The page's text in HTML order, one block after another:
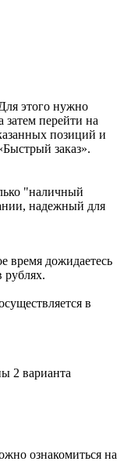
этого нужно
затем перейти на
позиций и
заказ».
"наличный
надежный для
время дожидаетесь
рублях.
в
2 варианта
ознакомиться на